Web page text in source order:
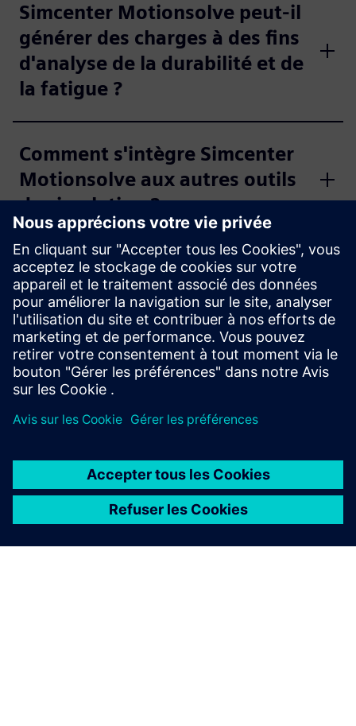
Simcenter Motionsolve peut-il
générer des charges à des fins
d'analyse de la durabilité et de
la fatigue ?
Comment s'intègre Simcenter
Motionsolve aux autres outils
de simulation ?
Simcenter Motionsolve
convient-il à une conception
précoce et à une analyse
détaillée ?